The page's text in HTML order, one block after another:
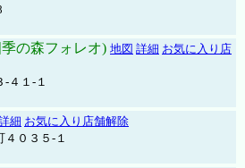
の森フォレオ) 地図 詳細 お気に入り店
４１-１
細 お気に入り店舗解除
０３５-１